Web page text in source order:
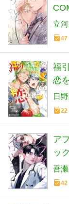
立
47
福
恋
ろ
日
22
ア
ッ
吾
42